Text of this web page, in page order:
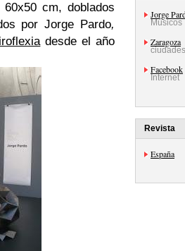
cm, doblados
por Jorge Pardo,
desde el año
Jorge
Músicos
Zaragoza
ciudades
Facebook
Internet
Revista
España